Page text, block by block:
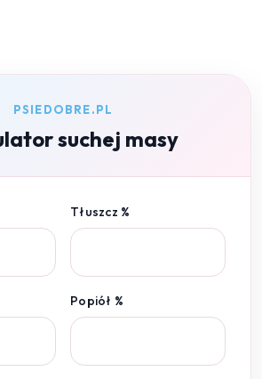
PSIEDOBRE.PL
suchej masy
Tłuszcz %
Popiół %